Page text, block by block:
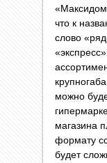
что к
слово
можно
магазина
формату
будет